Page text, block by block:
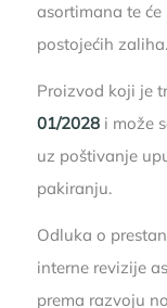
asortimana te
postojećih zaliha.
Proizvod koji je
01/2028 i može
uz poštivanje
pakiranju.
Odluka o
interne revizije
prema razvoju